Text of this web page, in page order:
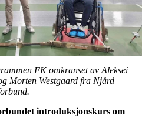
FK omkranset av Aleksei
Morten Westgaard fra Njård
introduksjonskurs om